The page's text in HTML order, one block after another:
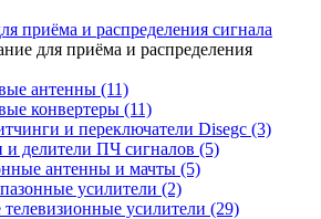
приёма и распределения сигнала
для приёма и распределения
антенны (11)
конвертеры (11)
и переключатели Disegc (3)
и делители ПЧ сигналов (5)
антенны и мачты (5)
усилители (2)
усилители (29)